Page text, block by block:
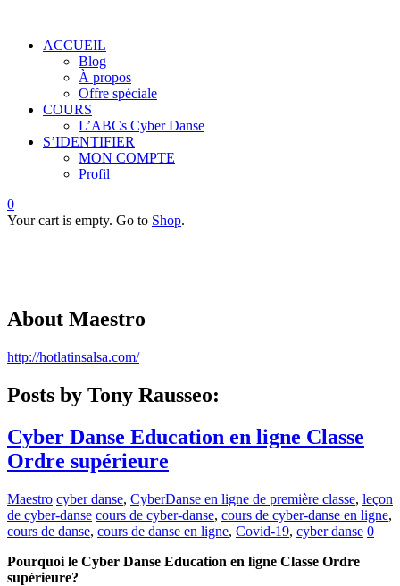
ACCUEIL
Blog
À propos
Offre spéciale
COURS
L’ABCs Cyber Danse
S’IDENTIFIER
MON COMPTE
Profil
0
Your cart is empty. Go to Shop.
About Maestro
http://hotlatinsalsa.com/
Posts by Tony Rausseo:
Cyber Danse Education en ligne Classe
Ordre supérieure
Maestro cyber danse, CyberDanse en ligne de première classe, leçon
de cyber-danse cours de cyber-danse, cours de cyber-danse en ligne,
cours de danse, cours de danse en ligne, Covid-19, cyber danse 0
Pourquoi le Cyber Danse Education en ligne Classe Ordre
supérieure?